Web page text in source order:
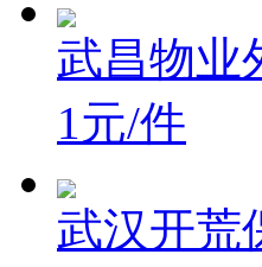
武昌物业
1元/件
武汉开荒